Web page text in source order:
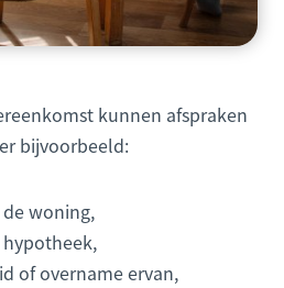
kunnen afspraken
bijvoorbeeld:
woning,
of overname ervan,